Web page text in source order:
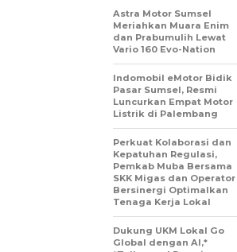
Astra Motor Sumsel
Meriahkan Muara Enim
dan Prabumulih Lewat
Vario 160 Evo-Nation
Indomobil eMotor Bidik
Pasar Sumsel, Resmi
Luncurkan Empat Motor
Listrik di Palembang
Perkuat Kolaborasi dan
Kepatuhan Regulasi,
Pemkab Muba Bersama
SKK Migas dan Operator
Bersinergi Optimalkan
Tenaga Kerja Lokal
Dukung UKM Lokal Go
Global dengan AI,*